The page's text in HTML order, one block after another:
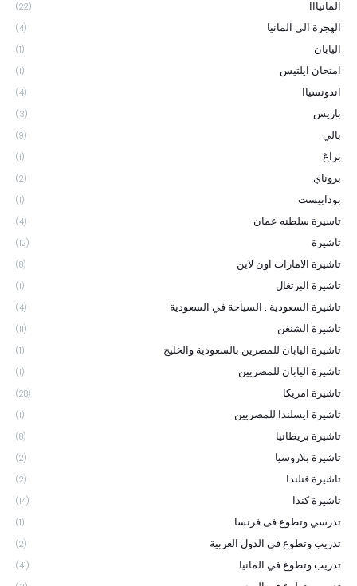
المانيااا (22)
الهجرة الى المانيا (4)
اليابان (1)
امتحان ايلتيس (1)
اندونسياا (4)
باريس (3)
بالي (9)
براغ (1)
بروناي (2)
بودابيست (1)
تاسيرة سلطنه عمان (4)
تاشيرة (12)
تاشيرة الامارات اون لاين (8)
تاشيرة البرتغال (1)
تاشيرة السعودية . السياحة في السعودية (4)
تاشيرة الشنغن (11)
تاشيرة اليابان للمصرين بالسعودية والخليج (1)
تاشيرة اليابان للمصريين (1)
تاشيرة امريكا (28)
تاشيرة ايسلندا للمصريين (1)
تاشيرة بريطانيا (8)
تاشيرة بلاروسيا (2)
تاشيرة فنلندا (2)
تاشيرة كندا (14)
تدرسي وتطوع فى فرنسا (1)
تدريب وتطوع في الدول العربية (2)
تدريب وتطوع في المانيا (41)